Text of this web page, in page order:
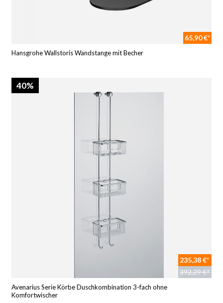
65,90 €*
Hansgrohe Wallstoris Wandstange mit Becher
40%
235,38 €*
392,29 €*
Avenarius Serie Körbe Duschkombination 3-fach ohne
Komfortwischer